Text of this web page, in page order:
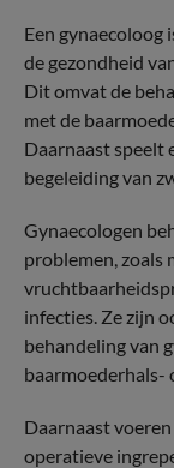
Een gynaecoloog
de gezondheid
Dit omvat de
met de
Daarnaast speelt
begeleiding van
Gynaecologen
problemen, zoals
infecties. Ze zijn
behandeling van
baarmoederhals-
Daarnaast
operatieve